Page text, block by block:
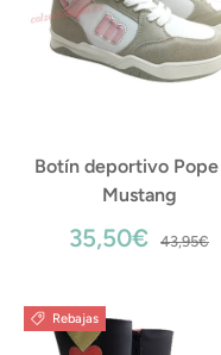
Botín deportivo
Mustang
35,50€ 43,95€
Rebajas